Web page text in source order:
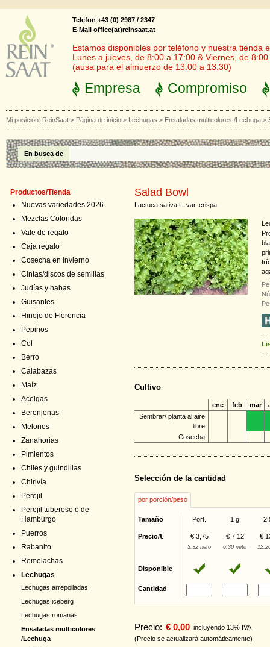
Telefon +43 (0) 2987 / 2347
E-Mail office(at)reinsaat.at
Estamos disponibles por teléfono y nuestra tienda
Lunes a jueves, de 8:00 a 17:00 & Viernes, de
(ausa para el almuerzo de 13:00 a 13:30)
Empresa Compromiso
Mi posición: ReinSaat > Página de inicio > Lechugas > Ensaladas multicolores /Lechuga >
En busca de
Productos/Tienda
Nuevas variedades 2026
Mezclas Coloridas
Vale de regalo
Caja regalo
Cosecha en invierno
Cintas/discos de semillas
Judías y habas
Guisantes
Hinojo de Florencia
Pepinos
Col
Berro
Calabazas
Maíz
Acelgas
Berenjenas
Melones
Zanahorias
Pimientos
Chiles y guindillas
Chirivía
Perejil
Perejil tuberoso o de
Hamburgo
Puerros
Rabanito
Remolachas
Lechugas
Lechugas arrepolladas
Lechugas iceberg
Lechugas romanas
Ensaladas multicolores
/Lechuga
Salad Bowl
Lactuca sativa L. var. crispa
Cultivo
ene feb mar
Sembrar/ planta al aire
libre
Cosecha
Selección de la cantidad
por porción/peso
Tamaño Port. 1 g
Precio/€ € 3,75 € 7,12 €
3,32 neto 6,30 neto
Disponible
Cantidad
Precio: € 0,00 incluyendo 13% IVA
(Precio se actualizará automáticamente)